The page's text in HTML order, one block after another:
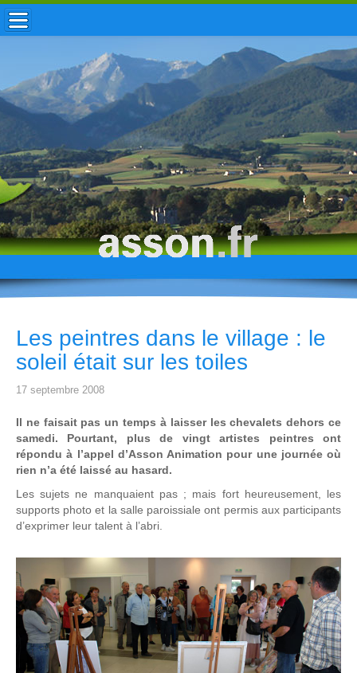
ACCUEIL / INFOS
MUNICIPALITÉ
VIE LOCALE
ENFANCE
TOURISME
HISTOIRE
Les peintres dans le village : le
soleil était sur les toiles
17 septembre 2008
Il ne faisait pas un temps à laisser les chevalets dehors ce
samedi. Pourtant, plus de vingt artistes peintres ont
répondu à l’appel d’Asson Animation pour une journée où
rien n’a été laissé au hasard.
Les sujets ne manquaient pas ; mais fort heureusement, les
supports photo et la salle paroissiale ont permis aux participants
d’exprimer leur talent à l’abri.